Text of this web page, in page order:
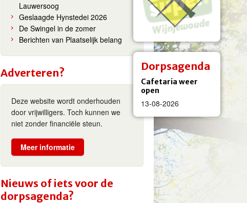
Dorpsagenda
Cafetaria weer
open
13-08-2026
Lauwersoog
Geslaagde Hynstedei 2026
De Swingel in de zomer
Berichten van Plaatselijk belang
Adverteren?
Deze website wordt onderhouden
door vrijwilligers. Toch kunnen we
niet zonder financiële steun.
Meer informatie
Nieuws of iets voor de
dorpsagenda?